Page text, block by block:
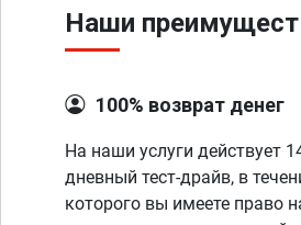
Наши
100% возврат денег
На наши услуги действует
дневный тест-драйв, в
которого вы имеете право